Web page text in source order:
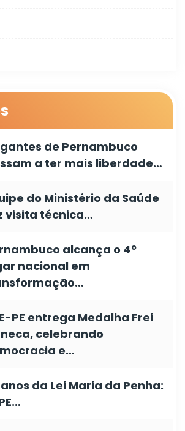
de Pernambuco
a ter mais liberdade…
do Ministério da Saúde
visita técnica…
alcança o 4º
nacional em
PE entrega Medalha Frei
celebrando
e…
da Lei Maria da Penha: